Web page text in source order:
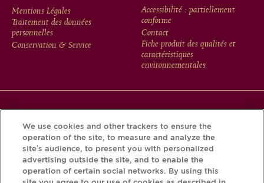
FOOTER
MENU
Mentions Légales
Traitement des données
personnelles
Conservation & Service
Accessibilité : partiellement
conforme
Contact
Fiche produit des qualités et
caractéristiques
environnementales
votre bouteille grâce au Krug iD.
We use cookies and other trackers to ensure the
operation of the site, to measure and analyze the
site’s audience, to present you with personalized
advertising outside the site, and to enable the
operation of certain social networks. By using this